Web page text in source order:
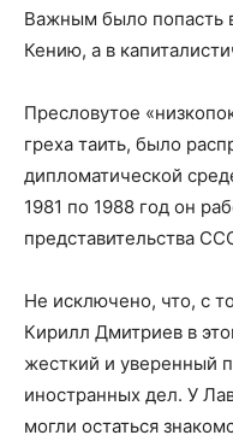
Важным было попасть
Кению, а в
Пресловутое
греха таить, было
дипломатической
1981 по 1988 год он
представительства
Не исключено, что, с
Кирилл Дмитриев в
жесткий и уверенный
иностранных дел. У
могли остаться